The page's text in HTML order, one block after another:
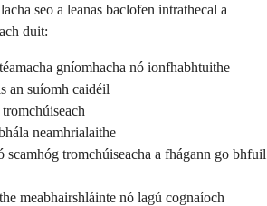
seo a leanas baclofen intrathecal a
duit:
gníomhacha nó ionfhabhtuithe
an suíomh caidéil
neamhrialaithe
scamhóg tromchúiseacha a fhágann go bhfuil
meabhairshláinte nó lagú cognaíoch